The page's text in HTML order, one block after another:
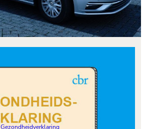
Gezondheidverklaring